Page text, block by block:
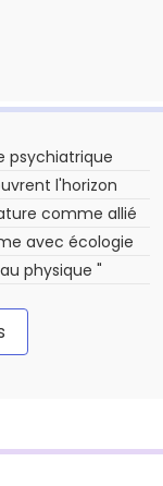
psychiatrique
l'horizon
comme allié
avec écologie
physique "